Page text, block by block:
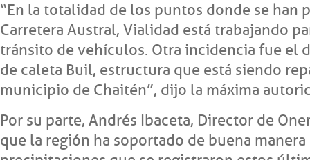
“En la totalidad de los puntos donde se han
Carretera Austral, Vialidad está trabajando
tránsito de vehículos. Otra incidencia fue el
de caleta Buil, estructura que está siendo
municipio de Chaitén”, dijo la máxima
Por su parte, Andrés Ibaceta, Director de
que la región ha soportado de buena